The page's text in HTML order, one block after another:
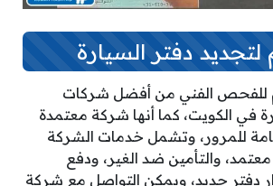
لتجديد دفتر السيارة
للفحص الفني من أفضل شركات
في الكويت، كما أنها شركة معتمدة
للمرور، وتشمل خدمات الشركة
والتأمين ضد الغير، ودفع
دفتر جديد، ويمكن التواصل مع شركة